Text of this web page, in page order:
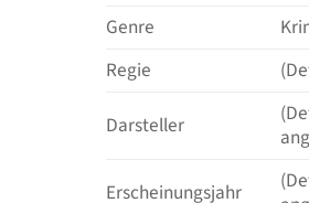
Genre
Regie
Darsteller
Erscheinungsjahr